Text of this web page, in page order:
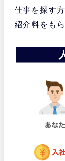
仕事を探す
紹介料をも